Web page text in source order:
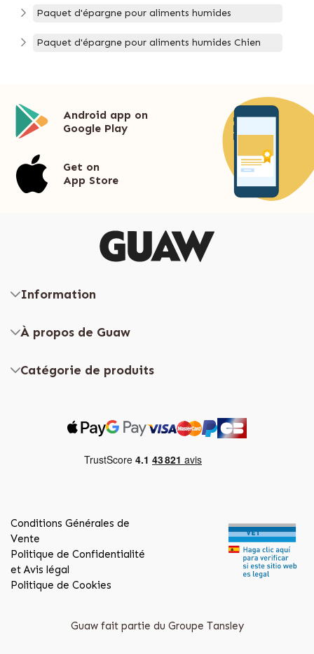
Paquet d'épargne pour aliments humides
Paquet d'épargne pour aliments humides Chien
Android app on
Google Play
Get on
App Store
Information
À propos de Guaw
Catégorie de produits
Conditions Générales de
Vente
Politique de Confidentialité
et Avis légal
Politique de Cookies
Guaw fait partie du Groupe Tansley